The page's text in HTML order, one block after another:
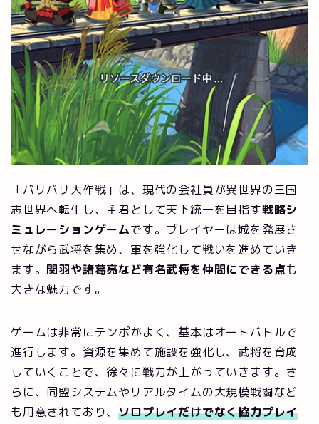
「バリバリ大作戦」は、現代の会社員が異世界の三国
志世界へ転生し、主君として天下統一を目指す戦略シ
ミュレーションゲームです。プレイヤーは城を発展さ
せながら武将を集め、軍を強化して戦いを進めていき
ます。 関羽や諸葛亮など有名武将を仲間にできる点も
大きな魅力です。
ゲームは非常にテンポがよく、基本はオートバトルで
進行します。資源を集めて施設を強化し、武将を育成
していくことで、徐々に戦力が上がっていきます。さ
らに、同盟システムやリアルタイムの大規模戦闘など
も用意されており、ソロプレイだけでなく協力プレイ